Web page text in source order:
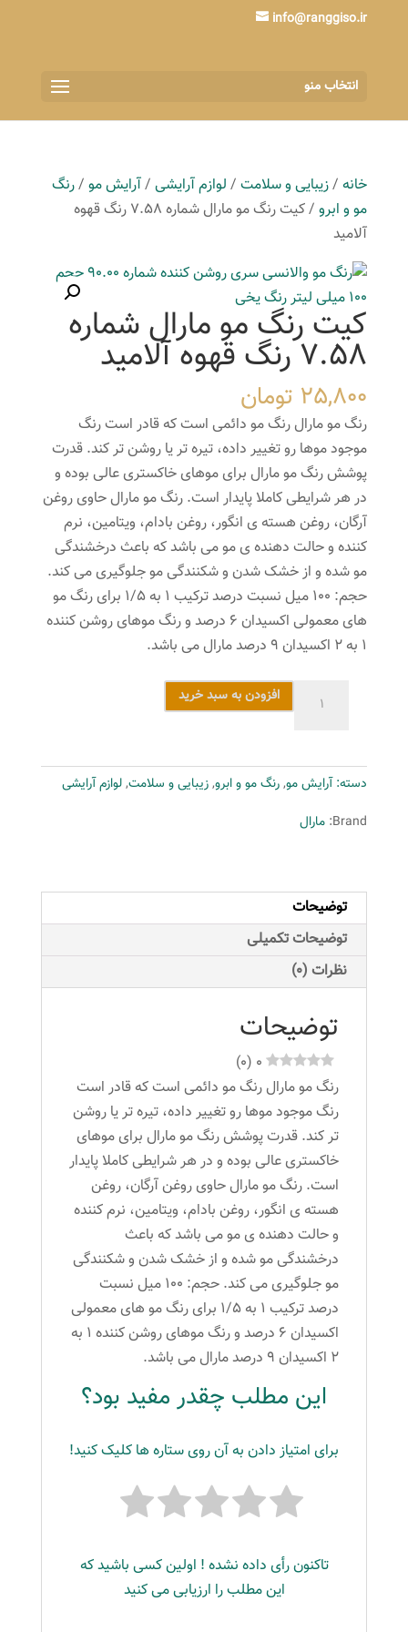
info@ranggiso.ir
انتخاب منو
خانه/زیبایی و سلامت/ لوازم آرایشی/آرایش مو/رنگ
مو و ابرو
/ کیت رنگ مو مارال شماره 7.58 رنگ قهوه
آلامید
کیت رنگ مو مارال شماره
7.58 رنگ قهوه آلامید
25,800 تومان
رنگ مو مارال رنگ مو دائمی است که قادر است رنگ
موجود موها رو تغییر داده، تیره تر یا روشن تر کند. قدرت
پوشش رنگ مو مارال برای موهای خاکستری عالی بوده و
در هر شرایطی کاملا پایدار است. رنگ مو مارال حاوی روغن
آرگان، روغن هسته ی انگور، روغن بادام، ویتامین، نرم
کننده و حالت دهنده ی مو می باشد که باعث درخشندگی
مو شده و از خشک شدن و شکنندگی مو جلوگیری می کند.
حجم: ۱۰۰ میل نسبت درصد ترکیب ۱ به ۱/۵ برای رنگ مو
های معمولی اکسیدان ۶ درصد و رنگ موهای روشن کننده
۱ به ۲ اکسیدان ۹ درصد مارال می باشد.
مارال
شماره
7.58
آلامید
عدد
افزودن به سبد خرید
دسته:آرایش مو,رنگ مو و ابرو,زیبایی و سلامت,لوازم آرایشی
Brand: مارال
توضیحات
توضیحات تکمیلی
نظرات (0)
توضیحات
0
(
0
)
رنگ مو مارال رنگ مو دائمی است که قادر است
رنگ موجود موها رو تغییر داده، تیره تر یا روشن
تر کند. قدرت پوشش رنگ مو مارال برای موهای
خاکستری عالی بوده و در هر شرایطی کاملا پایدار
است. رنگ مو مارال حاوی روغن آرگان، روغن
هسته ی انگور، روغن بادام، ویتامین، نرم کننده
و حالت دهنده ی مو می باشد که باعث
درخشندگی مو شده و از خشک شدن و شکنندگی
مو جلوگیری می کند. حجم: ۱۰۰ میل نسبت
درصد ترکیب ۱ به ۱/۵ برای رنگ مو های معمولی
اکسیدان ۶ درصد و رنگ موهای روشن کننده ۱ به
۲ اکسیدان ۹ درصد مارال می باشد.
این مطلب چقدر مفید بود؟
برای امتیاز دادن به آن روی ستاره ها کلیک کنید!
تاکنون رأی داده نشده ! اولین کسی باشید که
این مطلب را ارزیابی می کنید